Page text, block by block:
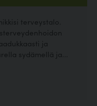
terveystalo.
ja
sydämellä ja...